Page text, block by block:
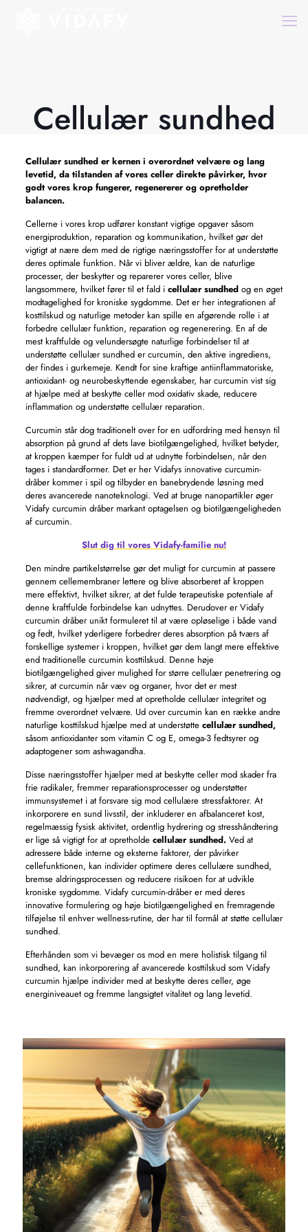
Cellulær sundhed
Cellulær sundheder kernen i overordnet velvære og lang
levetid, da tilstanden af ​​vores celler direkte påvirker, hvor
godt vores krop fungerer, regenererer og opretholder
balancen.
Cellerne i vores krop udfører konstant vigtige opgaver såsom
energiproduktion, reparation og kommunikation, hvilket gør det
vigtigt at nære dem med de rigtige næringsstoffer for at understøtte
deres optimale funktion. Når vi bliver ældre, kan de naturlige
processer, der beskytter og reparerer vores celler, blive
langsommere, hvilket fører til et fald i cellulær sundhedog en øget
modtagelighed for kroniske sygdomme. Det er her integrationen af ​​
kosttilskud og naturlige metoder kan spille en afgørende rolle i at
forbedre cellulær funktion, reparation og regenerering. En af de
mest kraftfulde og velundersøgte naturlige forbindelser til at
understøtte cellulær sundhed er curcumin, den aktive ingrediens,
der findes i gurkemeje. Kendt for sine kraftige antiinflammatoriske,
antioxidant- og neurobeskyttende egenskaber, har curcumin vist sig
at hjælpe med at beskytte celler mod oxidativ skade, reducere
inflammation og understøtte cellulær reparation.
Curcumin står dog traditionelt over for en udfordring med hensyn til
absorption på grund af dets lave biotilgængelighed, hvilket betyder,
at kroppen kæmper for fuldt ud at udnytte forbindelsen, når den
tages i standardformer. Det er her Vidafys innovative curcumin-
dråber kommer i spil og tilbyder en banebrydende løsning med
deres avancerede nanoteknologi. Ved at bruge nanopartikler øger
Vidafy curcumin dråber markant optagelsen og biotilgængeligheden
af ​​curcumin.
Slut dig til vores Vidafy-familie nu!
Den mindre partikelstørrelse gør det muligt for curcumin at passere
gennem cellemembraner lettere og blive absorberet af kroppen
mere effektivt, hvilket sikrer, at det fulde terapeutiske potentiale af
denne kraftfulde forbindelse kan udnyttes. Derudover er Vidafy
curcumin dråber unikt formuleret til at være opløselige i både vand
og fedt, hvilket yderligere forbedrer deres absorption på tværs af
forskellige systemer i kroppen, hvilket gør dem langt mere effektive
end traditionelle curcumin kosttilskud. Denne høje
biotilgængelighed giver mulighed for større cellulær penetrering og
sikrer, at curcumin når væv og organer, hvor det er mest
nødvendigt, og hjælper med at opretholde cellulær integritet og
fremme overordnet velvære. Ud over curcumin kan en række andre
naturlige kosttilskud hjælpe med at understøtte cellulær sundhed,
såsom antioxidanter som vitamin C og E, omega-3 fedtsyrer og
adaptogener som ashwagandha.
Disse næringsstoffer hjælper med at beskytte celler mod skader fra
frie radikaler, fremmer reparationsprocesser og understøtter
immunsystemet i at forsvare sig mod cellulære stressfaktorer. At
inkorporere en sund livsstil, der inkluderer en afbalanceret kost,
regelmæssig fysisk aktivitet, ordentlig hydrering og stresshåndtering
er lige så vigtigt for at opretholde cellulær sundhed.Ved at
adressere både interne og eksterne faktorer, der påvirker
cellefunktionen, kan individer optimere deres cellulære sundhed,
bremse aldringsprocessen og reducere risikoen for at udvikle
kroniske sygdomme. Vidafy curcumin-dråber er med deres
innovative formulering og høje biotilgængelighed en fremragende
tilføjelse til enhver wellness-rutine, der har til formål at støtte cellulær
sundhed.
Efterhånden som vi bevæger os mod en mere holistisk tilgang til
sundhed, kan inkorporering af avancerede kosttilskud som Vidafy
curcumin hjælpe individer med at beskytte deres celler, øge
energiniveauet og fremme langsigtet vitalitet og lang levetid.